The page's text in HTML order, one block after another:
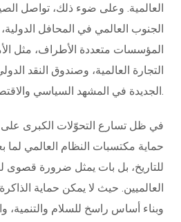
العالمية. وعلى ضوء ذلك، تواصل
الجنوب العالمي في المحافل
المؤسسات متعددة الأطراف، مثل
التجارة العالمية، وصندوق النقد
الجديدة في المشهد السياسي والاقتصادي الدولي.
في ظل تسارع التحوّلات الكبرى على
حماية مكتسبات النظام العالمي لما
للتاريخ، بل بات يمثل ضرورة قصوى
العالميين. حيث لا يمكن حماية
وبناء أساس راسخ للسلام والتنمية،